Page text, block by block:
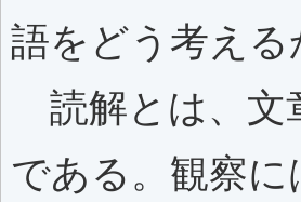
語をどう考える
読解とは、文
である。観察に